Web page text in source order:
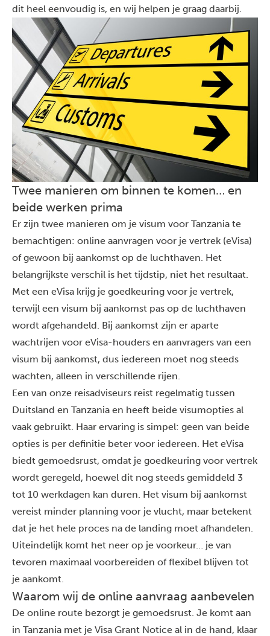
dit heel eenvoudig is, en wij helpen je graag daarbij.
Twee manieren om binnen te komen… en
beide werken prima
Er zijn twee manieren om je visum voor Tanzania te
bemachtigen: online aanvragen voor je vertrek (eVisa)
of gewoon bij aankomst op de luchthaven. Het
belangrijkste verschil is het tijdstip, niet het resultaat.
Met een eVisa krijg je goedkeuring voor je vertrek,
terwijl een visum bij aankomst pas op de luchthaven
wordt afgehandeld. Bij aankomst zijn er aparte
wachtrijen voor eVisa-houders en aanvragers van een
visum bij aankomst, dus iedereen moet nog steeds
wachten, alleen in verschillende rijen.
Een van onze reisadviseurs reist regelmatig tussen
Duitsland en Tanzania en heeft beide visumopties al
vaak gebruikt. Haar ervaring is simpel: geen van beide
opties is per definitie beter voor iedereen. Het eVisa
biedt gemoedsrust, omdat je goedkeuring voor vertrek
wordt geregeld, hoewel dit nog steeds gemiddeld 3
tot 10 werkdagen kan duren. Het visum bij aankomst
vereist minder planning voor je vlucht, maar betekent
dat je het hele proces na de landing moet afhandelen.
Uiteindelijk komt het neer op je voorkeur… je van
tevoren maximaal voorbereiden of flexibel blijven tot
je aankomt.
Waarom wij de online aanvraag aanbevelen
De online route bezorgt je gemoedsrust. Je komt aan
in Tanzania met je Visa Grant Notice al in de hand, klaar